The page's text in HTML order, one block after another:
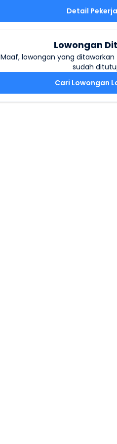
Detail
Lowongan
Maaf, lowongan yang
sudah
Cari Lowongan